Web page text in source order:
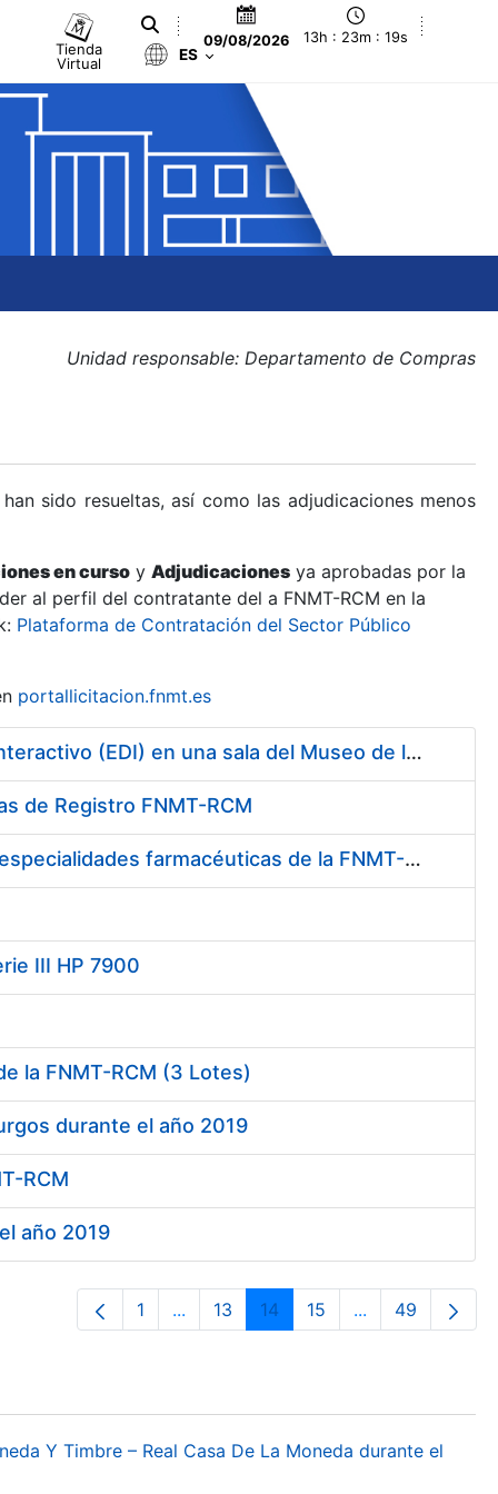
Tienda
Virtual
09/08/2026 13h : 23m : 19s
ES
Unidad responsable: Departamento de Compras
sido resueltas, así como las adjudicaciones menos
en curso y Adjudicaciones ya aprobadas por la
al perfil del contratante del a FNMT-RCM en la
Plataforma de Contratación del Sector Público
portallicitacion.fnmt.es
Contratación de la Construcción y Montaje de un Espacio Demo Interactivo (EDI) en una sala del Museo de la Fábrica Nacional de Moneda y Timbre-Real Casa de la Moneda en Madrid
de Registro FNMT-RCM
Contratación del suministro de medicamentos, vacunas y demás especialidades farmacéuticas de la FNMT-RCM
III HP 7900
la FNMT-RCM (3 Lotes)
durante el año 2019
RCM
año 2019
Página
1 ...Páginas intermedias Use TAB para
Página
13 Página
14 Página
15 ...PáginasPágina
49
Y Timbre – Real Casa De La Moneda durante el